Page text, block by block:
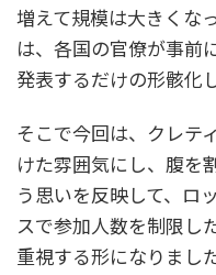
増えて規模は大きくな
は、各国の官僚が事前
発表するだけの形骸化
そこで今回は、クレテ
けた雰囲気にし、腹を
う思いを反映して、ロ
スで参加人数を制限し
重視する形になりまし